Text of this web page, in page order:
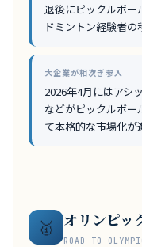
退後にピックルボー
ドミントン経験者の
大企業が相次ぎ参入
2026年4月にはアシ
などがピックルボ
て本格的な市場化が
🥇 オリンピッ
ROAD TO